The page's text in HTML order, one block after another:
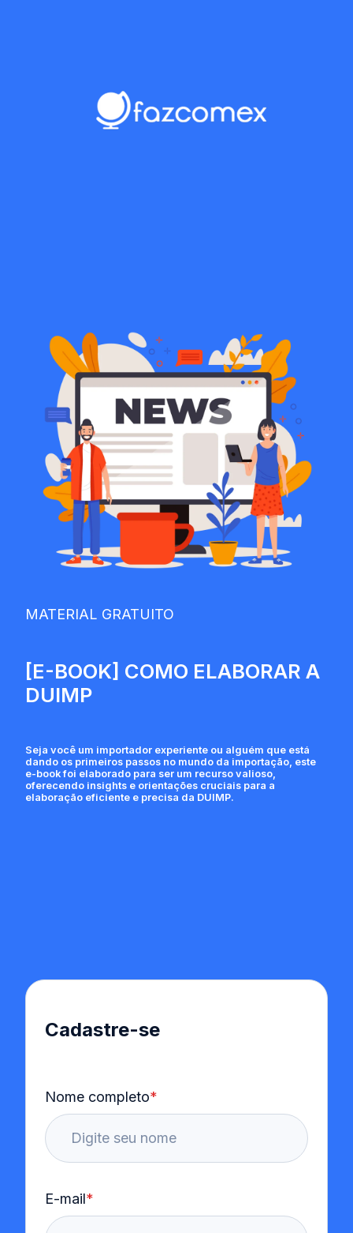
MATERIAL GRATUITO
[E-BOOK] COMO ELABORAR A
DUIMP
Seja você um importador experiente ou alguém que está
dando os primeiros passos no mundo da importação, este
e-book foi elaborado para ser um recurso valioso,
oferecendo insights e orientações cruciais para a
elaboração eficiente e precisa da DUIMP.
Cadastre-se
Nome completo*
E-mail*